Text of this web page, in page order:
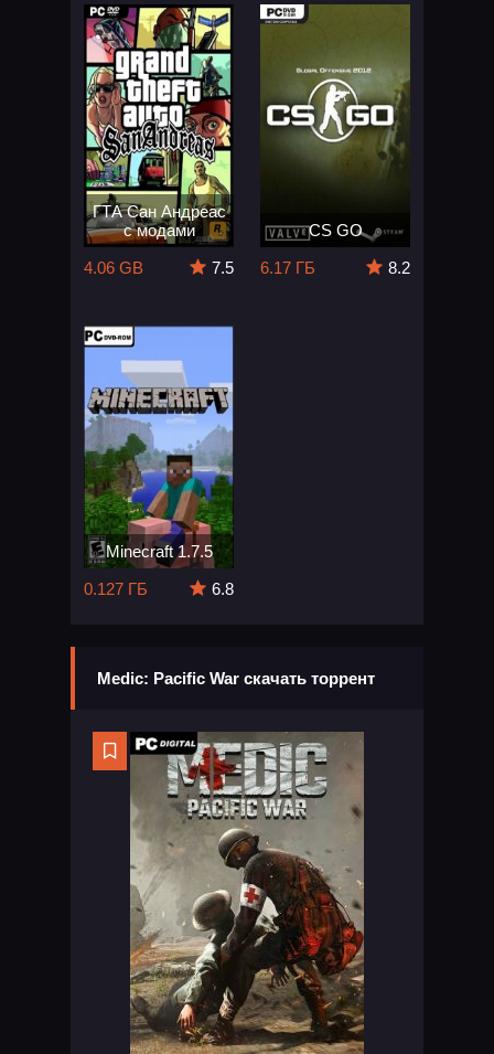
ГТА Сан Андреас
с модами
4.06 GB
7.5
CS GO
6.17 ГБ
8.2
Minecraft 1.7.5
0.127 ГБ
6.8
Medic: Pacific War скачать торрент